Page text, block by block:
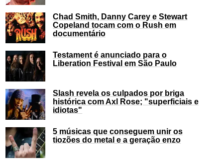
Chad Smith, Danny Carey e Stewart
Copeland tocam com o Rush em
documentário
Testament é anunciado para o
Liberation Festival em São Paulo
Slash revela os culpados por briga
histórica com Axl Rose; "superficiais e
idiotas"
5 músicas que conseguem unir os
tiozões do metal e a geração enzo